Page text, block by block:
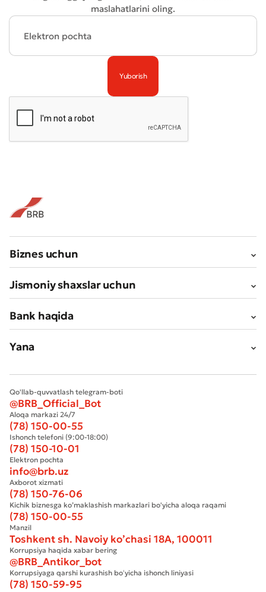
maslahatlarini oling.
Biznes uchun
Jismoniy shaxslar uchun
Bank haqida
Yana
Qo'llab-quvvatlash telegram-boti
@BRB_Official_Bot
Aloqa markazi 24/7
(78) 150-00-55
Ishonch telefoni (9:00-18:00)
(78) 150-10-01
Elektron pochta
info@brb.uz
Axborot xizmati
(78) 150-76-06
Kichik biznesga ko’maklashish markazlari bo'yicha aloqa raqami
(78) 150-00-55
Manzil
Toshkent sh. Navoiy ko’chasi 18А, 100011
Korrupsiya haqida xabar bering
@BRB_Antikor_bot
Korrupsiyaga qarshi kurashish boʻyicha ishonch liniyasi
(78) 150-59-95